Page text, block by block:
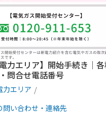
電力エリア】開始手続き｜
問合せ電話番号
力エリア
問い合わせ・連絡先